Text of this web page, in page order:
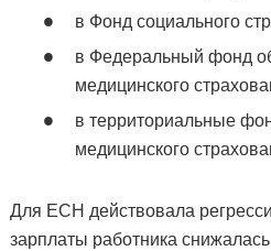
в Фонд социального
в Федеральный фонд
медицинского
в территориальные
медицинского
Для ЕСН действовала
зарплаты работника